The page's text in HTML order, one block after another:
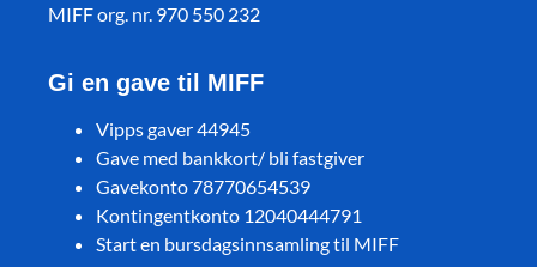
MIFF org. nr. 970 550 232
Gi en gave til MIFF
Vipps gaver 44945
Gave med bankkort/ bli fastgiver
Gavekonto 78770654539
Kontingentkonto 12040444791
Start en bursdagsinnsamling til MIFF